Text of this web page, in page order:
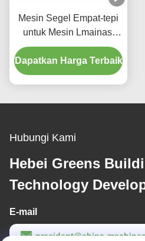
Mesin Segel Empat-tepi
untuk Mesin Lmainasi
Langit-Langit Gipsum
Dapatkan Harga Terbaik
Hubungi Kami
Hebei Greens
Technology
E-mail
president@china-